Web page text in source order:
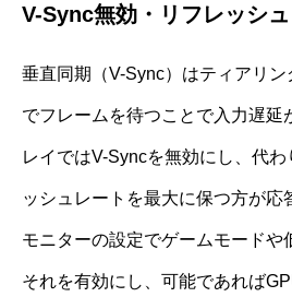
V-Sync無効・リフレッシ
垂直同期（V-Sync）はティアリ
でフレームを待つことで入力遅延
レイではV-Syncを無効にし、代
ッシュレートを最大に保つ方が応
モニターの設定でゲームモードや
それを有効にし、可能であれば